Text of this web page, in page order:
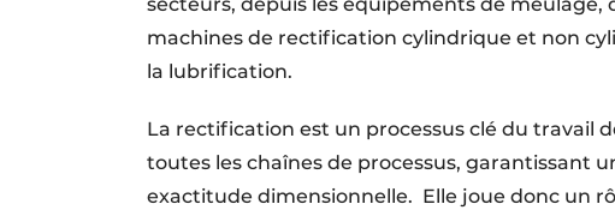
machines de rectification cylindrique et non
la lubrification.
La rectification est un processus clé du travail
toutes les chaînes de processus, garantissant
exactitude dimensionnelle. Elle joue donc un